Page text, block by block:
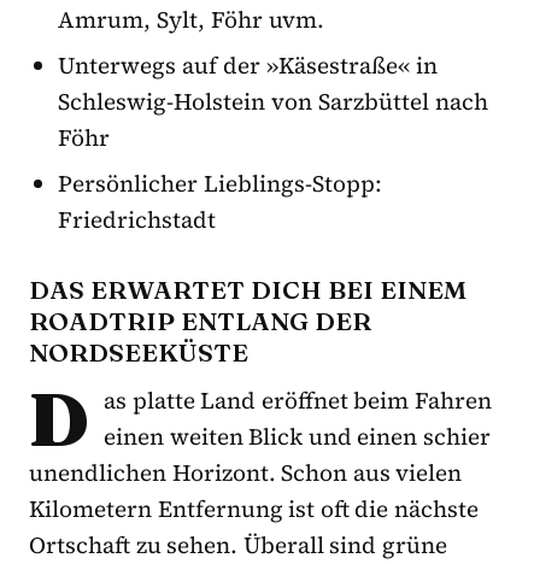
Amrum, Sylt, Föhr uvm.
Unterwegs auf der »Käsestraße« in
Schleswig-Holstein von Sarzbüttel nach
Föhr
Persönlicher Lieblings-Stopp:
Friedrichstadt
DAS ERWARTET DICH BEI EINEM
ROADTRIP ENTLANG DER
NORDSEEKÜSTE
D as platte Land eröffnet beim Fahren
einen weiten Blick und einen schier
unendlichen Horizont. Schon aus vielen
Kilometern Entfernung ist oft die nächste
Ortschaft zu sehen. Überall sind grüne